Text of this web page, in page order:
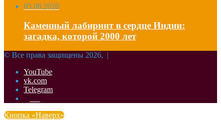
05.08.2026
Каменный лабиринт в сердце Индии:
загадка, которой 2000 лет
© Все права защищены 2026, |
YouTube
vk.com
Telegram
Кнопка «Наверх»